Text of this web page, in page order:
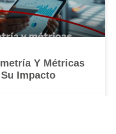
Y Métricas
Impacto